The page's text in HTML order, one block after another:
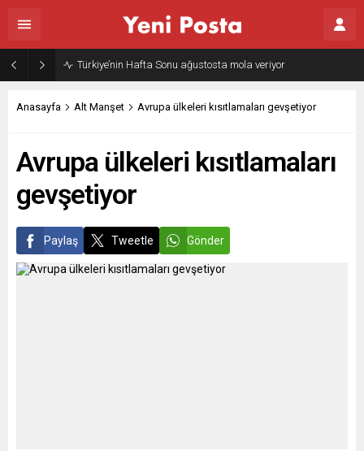
Türkiye’nin Hafta Sonu ağustosta mola veriyor
Anasayfa Alt Manşet Avrupa ülkeleri kısıtlamaları gevşetiyor
Avrupa ülkeleri kısıtlamaları
gevşetiyor
Paylaş Tweetle Gönder